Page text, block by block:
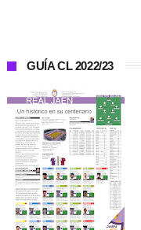
GUÍA CL 2022/23